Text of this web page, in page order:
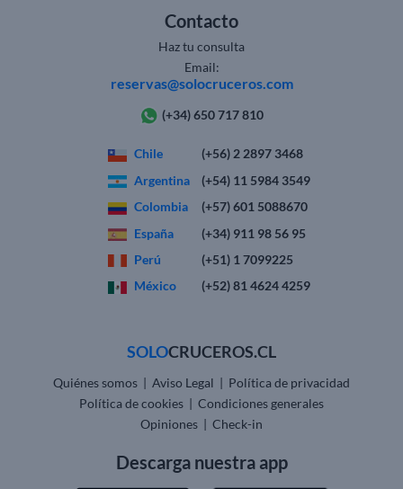
Contacto
Haz tu consulta
Email:
reservas@solocruceros.com
(+34) 650 717 810
Chile
(+56) 2 2897 3468
Argentina
(+54) 11 5984 3549
Colombia
(+57) 601 5088670
España
(+34) 911 98 56 95
Perú
(+51) 1 7099225
México
(+52) 81 4624 4259
SOLOCRUCEROS.CL
Quiénes somos | Aviso Legal | Política de privacidad
Política de cookies | Condiciones generales
Opiniones | Check-in
Descarga nuestra app